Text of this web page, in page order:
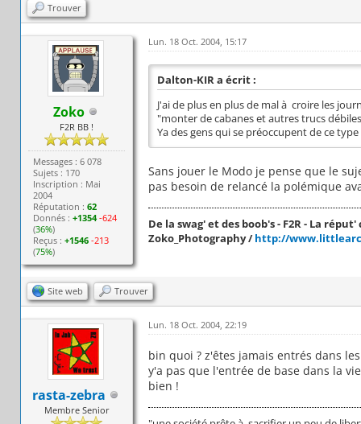
Trouver
Zoko
F2R BB !
Messages : 6 078
Sujets : 170
Inscription : Mai
2004
Réputation :62
Donnés :+1354 -624
(36%)
Reçus :+1546 -213
(75%)
Lun. 18 Oct. 2004, 15:17
Dalton-KIR a écrit :
J'ai de plus en plus de mal à croire les
"monter de cabanes et autres trucs
Ya des gens qui se préoccupent de ce
Sans jouer le Modo je pense que le
pas besoin de relancé la polémique
De la swag' et des boob's - F2R - La réput'
Zoko_Photography /http://
Site web Trouver
rasta-zebra
Membre Senior
Lun. 18 Oct. 2004, 22:19
bin quoi ? z'êtes jamais entrés dans les
y'a pas que l'entrée de base dans la
bien !